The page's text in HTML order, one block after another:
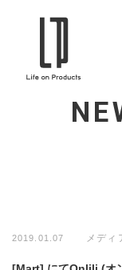
2019.01.07 メディ